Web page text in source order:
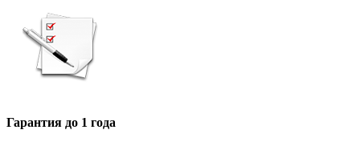
Гарантия до 1 года